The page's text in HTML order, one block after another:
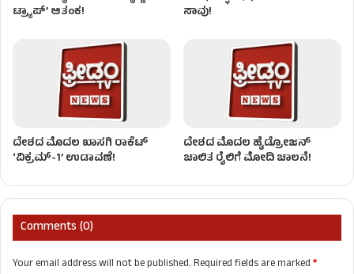
ಟ್ರ್ಯಾಪ್’ ಆತಂಕ!
ಸಾವು!
ದೇಶದ ಮೊದಲ ಖಾಸಗಿ ರಾಕೆಟ್
‘ವಿಕ್ರಮ್-1’ ಉಡಾವಣೆ!
ದೇಶದ ಮೊದಲ ಹೈಡ್ರೋಜನ್‌
ಚಾಲಿತ ರೈಲಿಗೆ ಮೋದಿ ಚಾಲನೆ!
Comments (0)
Your email address will not be published.Required fields are marked*